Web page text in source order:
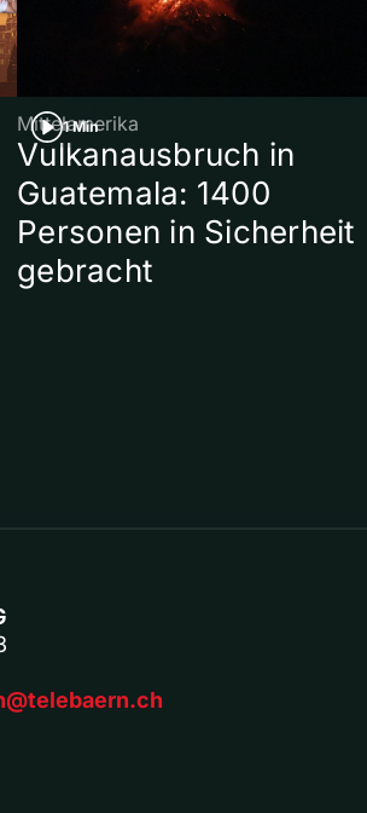
1 Min
Mittelamerika
Vulkanausbruch in
Guatemala: 1400
Personen in Sicherheit
gebracht